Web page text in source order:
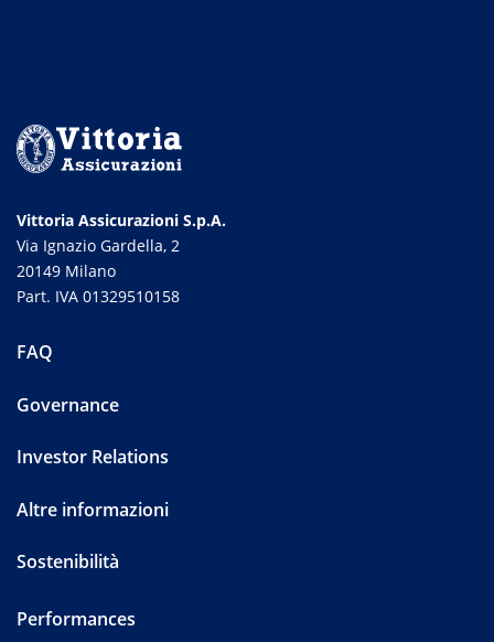
Vittoria Assicurazioni S.p.A.
Via Ignazio Gardella, 2
20149 Milano
Part. IVA 01329510158
FAQ
Governance
Investor Relations
Altre informazioni
Sostenibilità
Performances